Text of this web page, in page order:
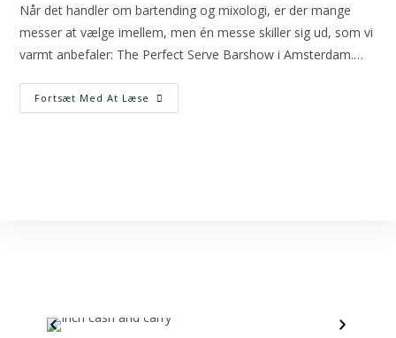
Når det handler om bartending og mixologi, er der mange
messer at vælge imellem, men én messe skiller sig ud, som vi
varmt anbefaler: The Perfect Serve Barshow i Amsterdam.…
Fortsæt Med At Læse